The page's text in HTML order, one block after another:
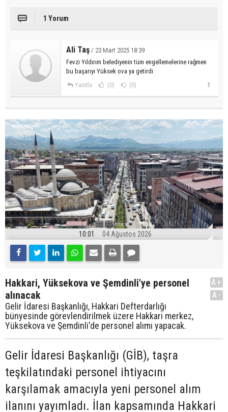
1 Yorum
Ali Taş / 23 Mart 2025 18:39
Fevzi Yıldırım belediyenin tüm engellemelerine rağmen
bu başarıyı Yüksek ova ya getirdi
Yanıtla (0) (0)
10:01 04 Ağustos 2026
Hakkari, Yüksekova ve Şemdinli'ye personel
alınacak
Gelir İdaresi Başkanlığı, Hakkari Defterdarlığı
bünyesinde görevlendirilmek üzere Hakkari merkez,
Yüksekova ve Şemdinli'de personel alımı yapacak.
A+
A-
Gelir İdaresi Başkanlığı (GİB), taşra
teşkilatındaki personel ihtiyacını
karşılamak amacıyla yeni personel alım
ilanını yayımladı. İlan kapsamında Hakkari